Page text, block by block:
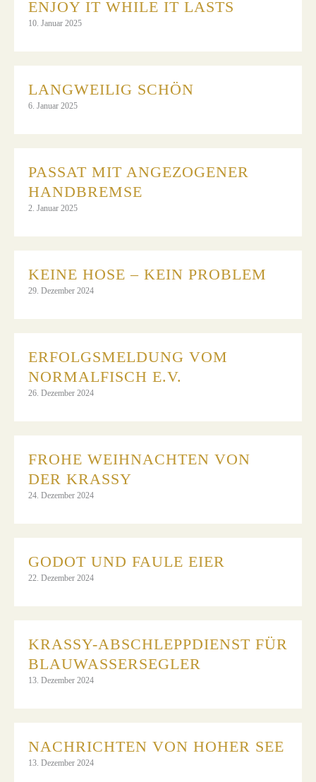
ENJOY IT WHILE IT LASTS
10. Januar 2025
LANGWEILIG SCHÖN
6. Januar 2025
PASSAT MIT ANGEZOGENER
HANDBREMSE
2. Januar 2025
KEINE HOSE – KEIN PROBLEM
29. Dezember 2024
ERFOLGSMELDUNG VOM
NORMALFISCH E.V.
26. Dezember 2024
FROHE WEIHNACHTEN VON
DER KRASSY
24. Dezember 2024
GODOT UND FAULE EIER
22. Dezember 2024
KRASSY-ABSCHLEPPDIENST FÜR
BLAUWASSERSEGLER
13. Dezember 2024
NACHRICHTEN VON HOHER SEE
13. Dezember 2024